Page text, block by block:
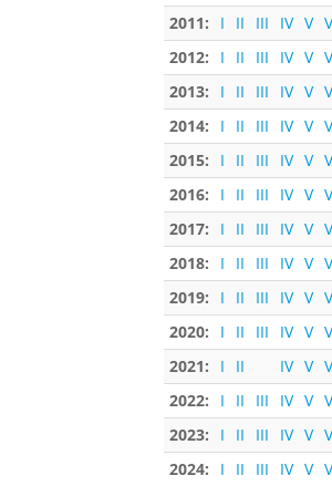
2011:
I II III IV V
2012:
I II III IV V
2013:
I II III IV V
2014:
I II III IV V
2015:
I II III IV V
2016:
I II III IV V
2017:
I II III IV V
2018:
I II III IV V
2019:
I II III IV V
2020:
I II III IV V
2021:
I II IV V
2022:
I II III IV V
2023:
I II III IV V
2024:
I II III IV V